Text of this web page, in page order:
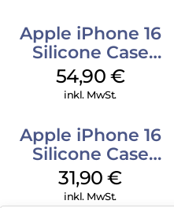
Apple iPhone 16
Silicone Case
MagSafe Black
54,90 €
inkl. MwSt.
Apple iPhone 16
Silicone Case
MagSafe Fuchsia
31,90€
inkl. MwSt.